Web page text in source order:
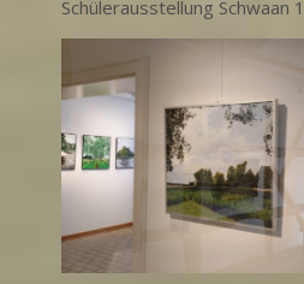
Schülerausstellung Schwaan